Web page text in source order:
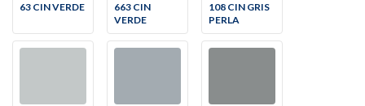
63 CIN VERDE
663 CIN
VERDE
108 CIN GRIS
PERLA